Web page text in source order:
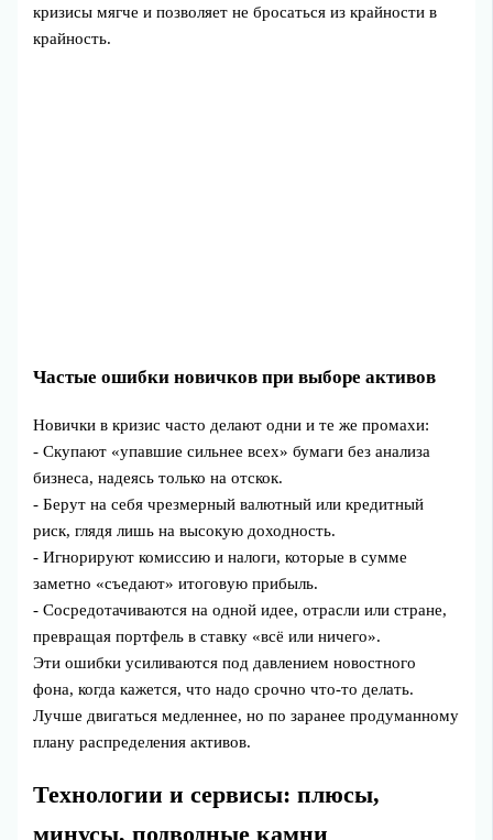
кризисы мягче и позволяет не бросаться из крайности в
крайность.
Частые ошибки новичков при выборе активов
Новички в кризис часто делают одни и те же промахи:
- Скупают «упавшие сильнее всех» бумаги без анализа
бизнеса, надеясь только на отскок.
- Берут на себя чрезмерный валютный или кредитный
риск, глядя лишь на высокую доходность.
- Игнорируют комиссию и налоги, которые в сумме
заметно «съедают» итоговую прибыль.
- Сосредотачиваются на одной идее, отрасли или стране,
превращая портфель в ставку «всё или ничего».
Эти ошибки усиливаются под давлением новостного
фона, когда кажется, что надо срочно что-то делать.
Лучше двигаться медленнее, но по заранее продуманному
плану распределения активов.
Технологии и сервисы: плюсы,